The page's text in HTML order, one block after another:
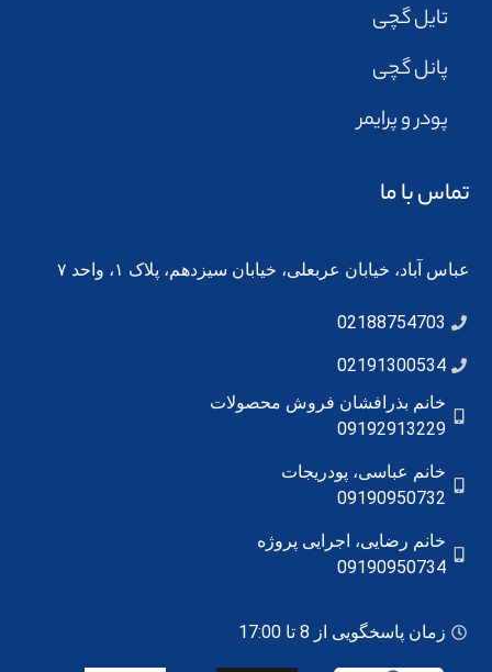
تایل گچی
پانل گچی
پودر و پرایمر
تماس با ما
عباس آباد، خیابان عربعلی، خیابان سیزدهم، پلاک ۱، واحد ۷
02188754703
02191300534
خانم بذرافشان فروش محصولات
09192913229
خانم عباسی، پودریجات
09190950732
خانم رضایی، اجرایی پروژه
09190950734
زمان پاسخگویی از 8 تا 17:00